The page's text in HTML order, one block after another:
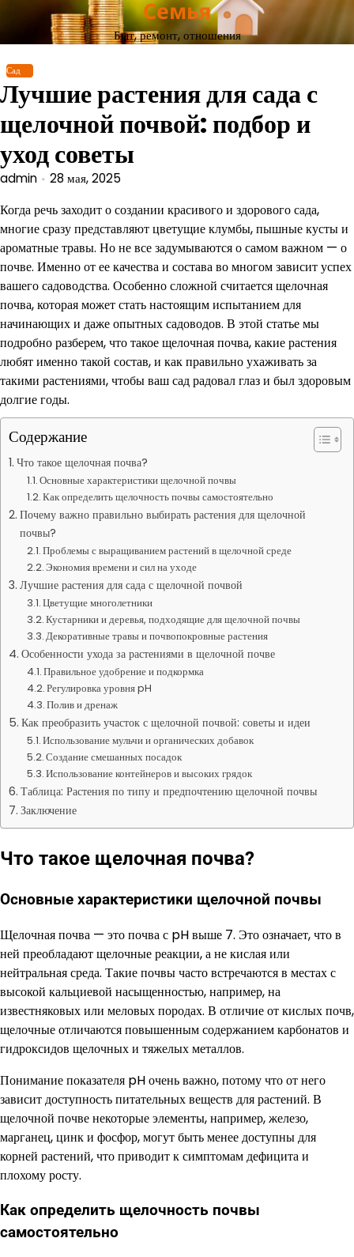
Перейти
содержимому
Семья
Быт, ремонт, отношения
Сад
Лучшие растения для сада с
щелочной почвой: подбор и
уход советы
admin 28 мая, 2025
Когда речь заходит о создании красивого и здорового сада,
многие сразу представляют цветущие клумбы, пышные кусты и
ароматные травы. Но не все задумываются о самом важном — о
почве. Именно от ее качества и состава во многом зависит успех
вашего садоводства. Особенно сложной считается щелочная
почва, которая может стать настоящим испытанием для
начинающих и даже опытных садоводов. В этой статье мы
подробно разберем, что такое щелочная почва, какие растения
любят именно такой состав, и как правильно ухаживать за
такими растениями, чтобы ваш сад радовал глаз и был здоровым
долгие годы.
Содержание
Что такое щелочная почва?
Основные характеристики щелочной почвы
Как определить щелочность почвы самостоятельно
Почему важно правильно выбирать растения для щелочной
почвы?
Проблемы с выращиванием растений в щелочной среде
Экономия времени и сил на уходе
Лучшие растения для сада с щелочной почвой
Цветущие многолетники
Кустарники и деревья, подходящие для щелочной почвы
Декоративные травы и почвопокровные растения
Особенности ухода за растениями в щелочной почве
Правильное удобрение и подкормка
Регулировка уровня pH
Полив и дренаж
Как преобразить участок с щелочной почвой: советы и идеи
Использование мульчи и органических добавок
Создание смешанных посадок
Использование контейнеров и высоких грядок
Таблица: Растения по типу и предпочтению щелочной почвы
Заключение
Что такое щелочная почва?
Основные характеристики щелочной почвы
Щелочная почва — это почва с pH выше 7. Это означает, что в
ней преобладают щелочные реакции, а не кислая или
нейтральная среда. Такие почвы часто встречаются в местах с
высокой кальциевой насыщенностью, например, на
известняковых или меловых породах. В отличие от кислых почв,
щелочные отличаются повышенным содержанием карбонатов и
гидроксидов щелочных и тяжелых металлов.
Понимание показателя pH очень важно, потому что от него
зависит доступность питательных веществ для растений. В
щелочной почве некоторые элементы, например, железо,
марганец, цинк и фосфор, могут быть менее доступны для
корней растений, что приводит к симптомам дефицита и
плохому росту.
Как определить щелочность почвы
самостоятельно